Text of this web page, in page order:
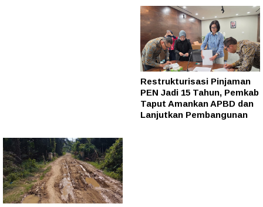
Restrukturisasi Pinjaman
PEN Jadi 15 Tahun, Pemkab
Taput Amankan APBD dan
Lanjutkan Pembangunan